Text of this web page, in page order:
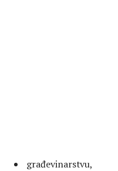
građevinarstvu,